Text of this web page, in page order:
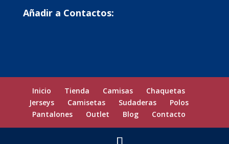
Añadir a Contactos:
Inicio Tienda Camisas
Chaquetas
Jerseys
Camisetas Sudaderas
Polos
Pantalones
Outlet Blog Contacto